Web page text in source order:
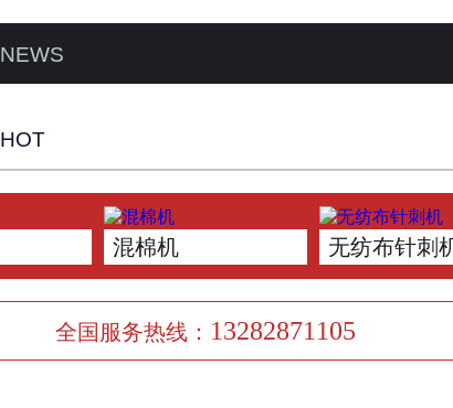
NEWS
HOT
混棉机 无纺布针刺
全国服务热线： 13282871105